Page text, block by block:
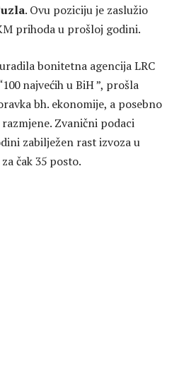
. Ovu poziciju je zaslužio
prihoda u prošloj godini.
bonitetna agencija LRC
najvećih u BiH ”, prošla
bh. ekonomije, a posebno
Zvanični podaci
zabilježen rast izvoza u
čak 35 posto.